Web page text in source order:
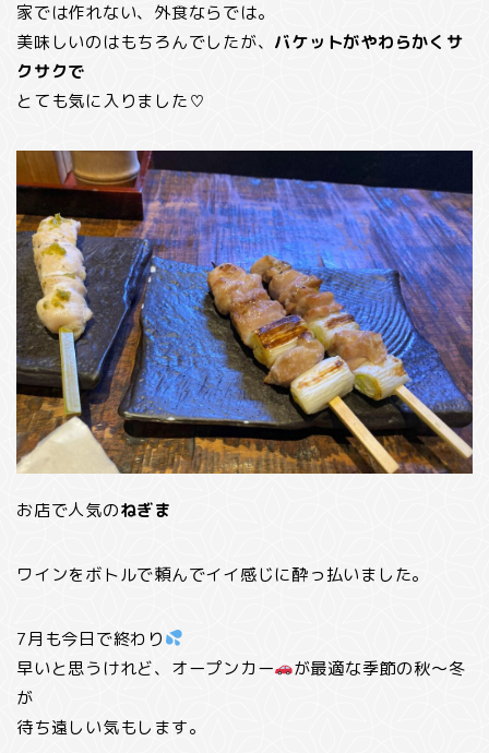
家では作れない、外食ならでは。
美味しいのはもちろんでしたが、 バケットがやわらかくサ
クサクで
とても気に入りました♡
お店で人気のねぎま
ワインをボトルで頼んでイイ感じに酔っ払いました。
7月も今日で終わり
早いと思うけれど、オープンカー
が最適な季節の秋～冬
が
待ち遠しい気もします。